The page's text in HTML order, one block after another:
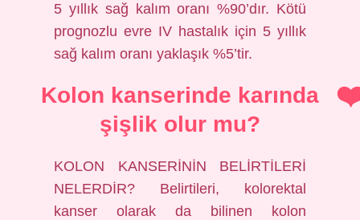
5 yıllık sağ kalım oranı %90’dır. Kötü
prognozlu evre IV hastalık için 5 yıllık
sağ kalım oranı yaklaşık %5’tir.
Kolon kanserinde karında
şişlik olur mu?
KOLON KANSERİNİN BELİRTİLERİ
NELERDİR? Belirtileri, kolorektal
kanser olarak da bilinen kolon